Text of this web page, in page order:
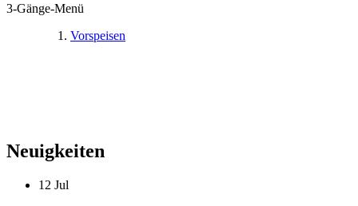
3-Gänge-Menü
Vorspeisen
Neuigkeiten
12 Jul